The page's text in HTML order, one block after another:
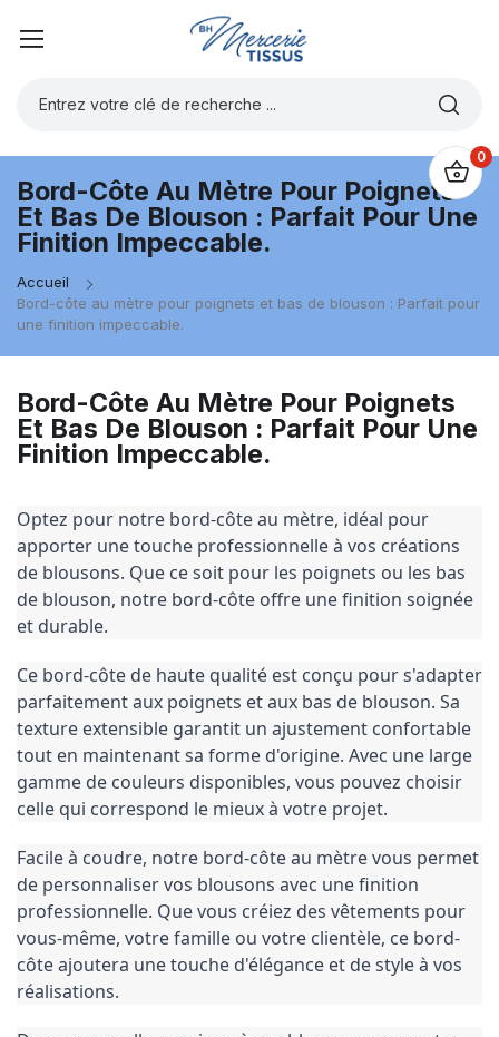
0
Bord-Côte Au Mètre Pour Poignets
Et Bas De Blouson : Parfait Pour Une
Finition Impeccable.
Accueil
Bord-côte au mètre pour poignets et bas de blouson : Parfait pour
une finition impeccable.
Bord-Côte Au Mètre Pour Poignets
Et Bas De Blouson : Parfait Pour Une
Finition Impeccable.
Optez pour notre bord-côte au mètre, idéal pour
apporter une touche professionnelle à vos créations
de blousons. Que ce soit pour les poignets ou les bas
de blouson, notre bord-côte offre une finition soignée
et durable.
Ce bord-côte de haute qualité est conçu pour s'adapter
parfaitement aux poignets et aux bas de blouson. Sa
texture extensible garantit un ajustement confortable
tout en maintenant sa forme d'origine. Avec une large
gamme de couleurs disponibles, vous pouvez choisir
celle qui correspond le mieux à votre projet.
Facile à coudre, notre bord-côte au mètre vous permet
de personnaliser vos blousons avec une finition
professionnelle. Que vous créiez des vêtements pour
vous-même, votre famille ou votre clientèle, ce bord-
côte ajoutera une touche d'élégance et de style à vos
réalisations.